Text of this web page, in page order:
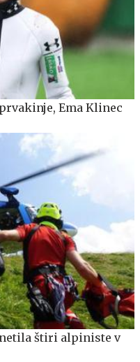
Ema Klinec
štiri alpiniste v